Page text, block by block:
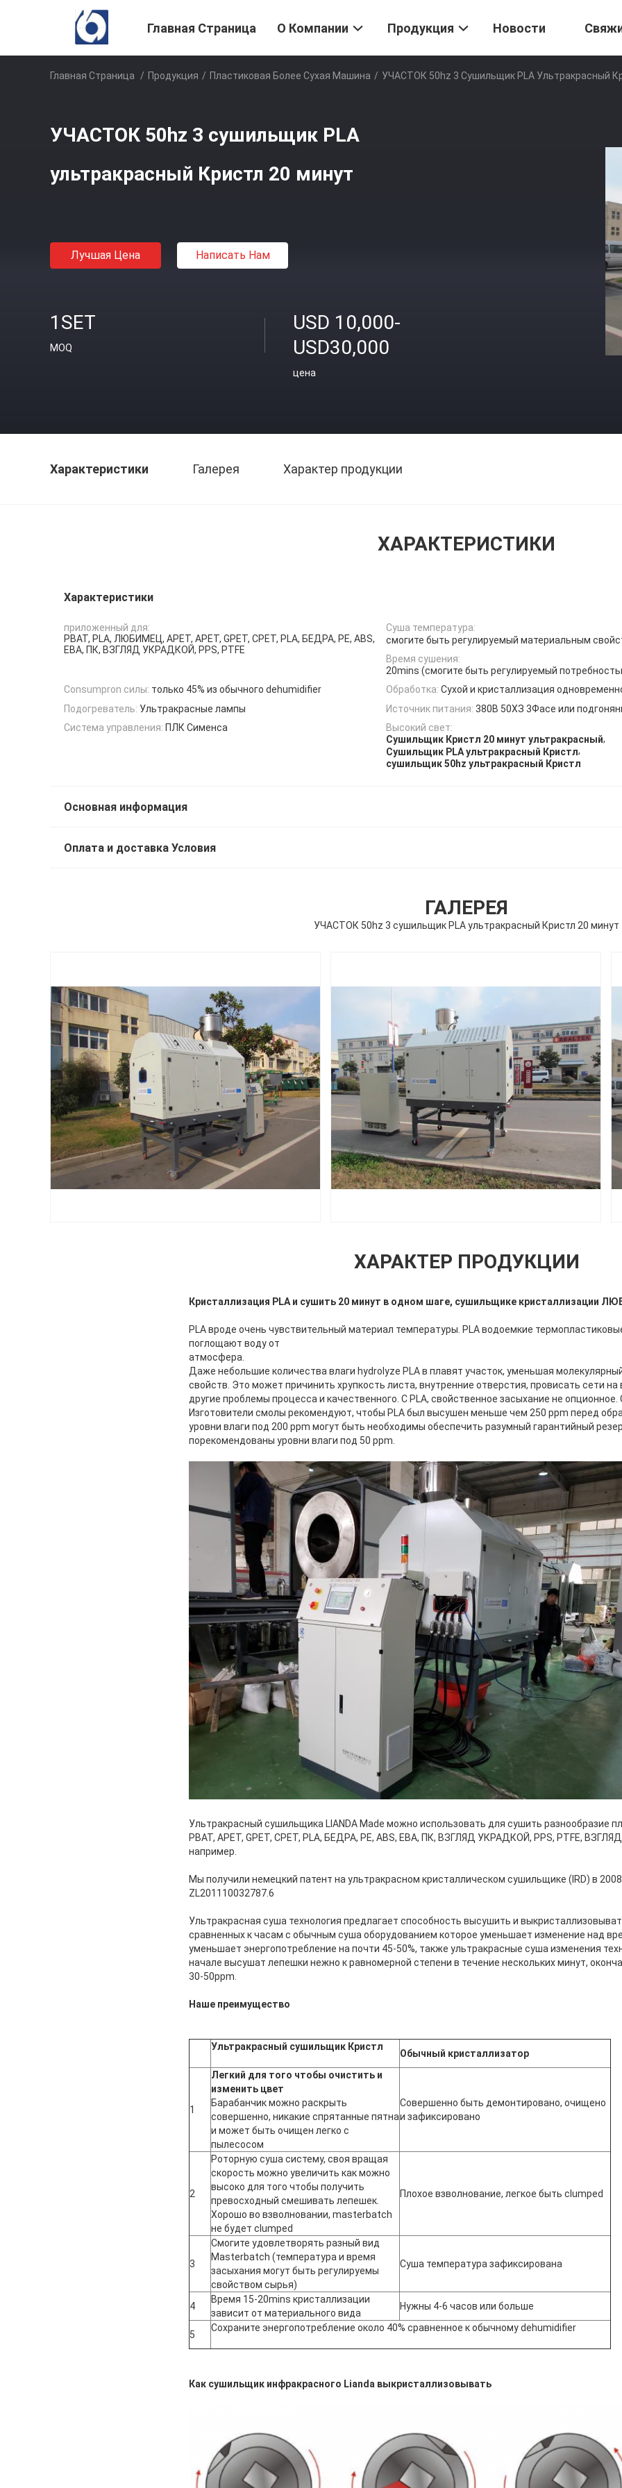
Главная Страница О Компании Продукция Новости
Главная Страница / Продукция / Пластиковая Более Сухая Машина / УЧАСТОК 50hz 3 Сушильщик PLA Ультракрасный
УЧАСТОК 50hz 3 сушильщик PLA
ультракрасный Кристл 20 минут
Лучшая Цена Написать Нам
1SET
MOQ
USD 10,000-
USD30,000
цена
Характеристики Галерея Характер продукции
ХАРАКТЕРИСТИКИ
Характеристики
приложенный для:
PBAT, PLA, ЛЮБИМЕЦ, APET, APET, GPET, CPET, PLA, БЕДРА, PE, ABS,
ЕВА, ПК, ВЗГЛЯД УКРАДКОЙ, PPS, PTFE
Суша температура:
смогите быть регулируемый материальным
Время сушения:
20mins (смогите быть регулируемый
Consumpron силы: только 45% из обычного dehumidifier Обработка: Сухой и кристаллизация
Подогреватель: Ультракрасные лампы Источник питания: 380В 50ХЗ 3Фасе или
Система управления: ПЛК Сименса
Высокий свет:
Сушильщик Кристл 20 минут ультракрасный,
Сушильщик PLA ультракрасный Кристл,
сушильщик 50hz ультракрасный Кристл
Основная информация
Оплата и доставка Условия
ГАЛЕРЕЯ
УЧАСТОК 50hz 3 сушильщик PLA ультракрасный Кристл 20 минут
ХАРАКТЕР ПРОДУКЦИИ
Кристаллизация PLA и сушить 20 минут в одном шаге, сушильщике кристаллизации
PLA вроде очень чувствительный материал температуры. PLA водоемкие
поглощают воду от
атмосфера.
Даже небольшие количества влаги hydrolyze PLA в плавят участок, уменьшая
свойств. Это может причинить хрупкость листа, внутренние отверстия, провисать сети
другие проблемы процесса и качественного. С PLA, свойственное засыхание не
Изготовители смолы рекомендуют, чтобы PLA был высушен меньше чем 250 ppm перед
уровни влаги под 200 ppm могут быть необходимы обеспечить разумный гарантийный
порекомендованы уровни влаги под 50 ppm.
Ультракрасный сушильщика LIANDA Made можно использовать для сушить разнообразие
PBAT, APET, GPET, CPET, PLA, БЕДРА, PE, ABS, ЕВА, ПК, ВЗГЛЯД УКРАДКОЙ, PPS, PTFE,
например.
Мы получили немецкий патент на ультракрасном кристаллическом сушильщике (IRD) в
ZL201110032787.6
Ультракрасная суша технология предлагает способность высушить и
сравненных к часам с обычным суша оборудованием которое уменьшает изменение над
уменьшает энергопотребление на почти 45-50%, также ультракрасные суша изменения
начале высушат лепешки нежно к равномерной степени в течение нескольких минут,
30-50ppm.
Наше преимущество
Ультракрасный сушильщик Кристл
Обычный кристаллизатор
1
Легкий для того чтобы очистить и
изменить цвет
Барабанчик можно раскрыть
совершенно, никакие спрятанные пятна
и может быть очищен легко с
пылесосом
Совершенно быть демонтировано, очищено
и зафиксировано
2
Роторную суша систему, своя вращая
скорость можно увеличить как можно
высоко для того чтобы получить
превосходный смешивать лепешек.
Хорошо во взволновании, masterbatch
не будет clumped
Плохое взволнование, легкое быть clumped
3
Смогите удовлетворять разный вид
Masterbatch (температура и время
засыхания могут быть регулируемы
свойством сырья)
Суша температура зафиксирована
4
Время 15-20mins кристаллизации
зависит от материального вида
Нужны 4-6 часов или больше
5
Сохраните энергопотребление около 40% сравненное к обычному dehumidifier
Как сушильщик инфракрасного Lianda выкристаллизовывать